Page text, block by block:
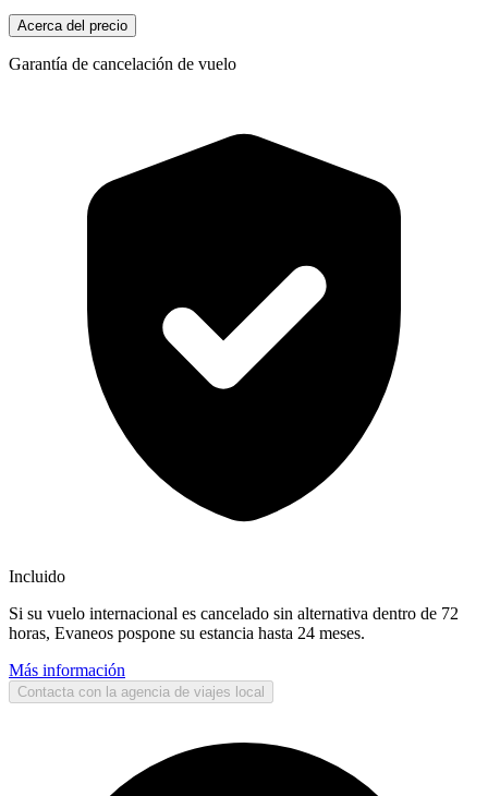
Acerca del precio
Garantía de cancelación de vuelo
Incluido
Si su vuelo internacional es cancelado sin alternativa dentro de 72
horas, Evaneos pospone su estancia hasta 24 meses.
Más información
Contacta con la agencia de viajes local